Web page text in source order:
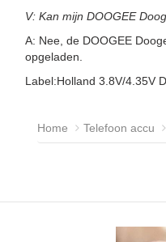
V: Kan mijn DOOGEE
A: Nee, de DOOGEE
opgeladen.
Label:Holland 3.8V/4.35V
Home Telefoon accu